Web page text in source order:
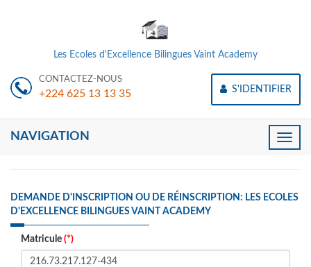
Les Ecoles d'Excellence Bilingues Vaint Academy
CONTACTEZ-NOUS
+224 625 13 13 35 S'IDENTIFIER
Toggle
NAVIGATION
DEMANDE D'INSCRIPTION OU DE RÉINSCRIPTION: LES ECOLES
D'EXCELLENCE BILINGUES VAINT ACADEMY
Matricule (*)